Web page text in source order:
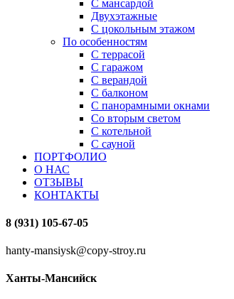
С мансардой
Двухэтажные
С цокольным этажом
По особенностям
С террасой
С гаражом
С верандой
С балконом
С панорамными окнами
Со вторым светом
С котельной
С сауной
ПОРТФОЛИО
О НАС
ОТЗЫВЫ
КОНТАКТЫ
8 (931) 105-67-05
hanty-mansiysk@copy-stroy.ru
Ханты-Мансийск